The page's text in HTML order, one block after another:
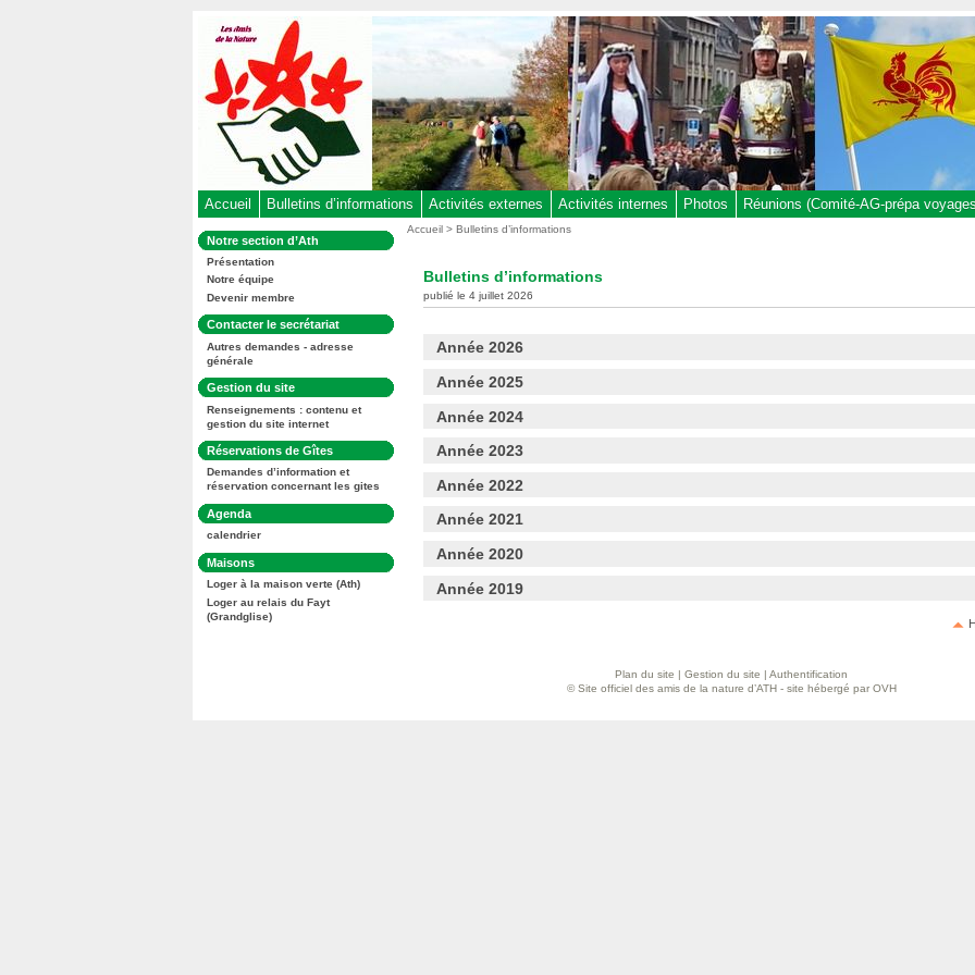
Accueil Bulletins d’informations Activités externes Activités internes Photos Réunions (Comité-AG-prépa
Dans
la
rubrique
:
Notre section d’Ath
Présentation
Notre équipe
Devenir membre
Dans
la
rubrique
:
Contacter le secrétariat
Autres demandes - adresse
générale
Dans
la
rubrique
:
Gestion du site
Renseignements : contenu et
gestion du site internet
Dans
la
rubrique
:
Réservations de Gîtes
Demandes d’information et
réservation concernant les gites
Dans
la
rubrique
:
Agenda
calendrier
Dans
la
rubrique
:
Maisons
Loger à la maison verte (Ath)
Loger au relais du Fayt
(Grandglise)
Vous
Accueil >Bulletins d’informations
Bulletins d’informations
publié le 4 juillet 2026
Année 2026
Année 2025
Année 2024
Année 2023
Année 2022
Année 2021
Année 2020
Année 2019
Plan du site | Gestion du site | Authentification
© Site officiel des amis de la nature d’ATH - site hébergé par OVH